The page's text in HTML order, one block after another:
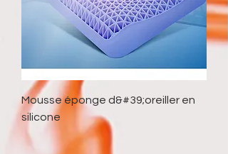
Mousse éponge d&#39;oreiller en
silicone